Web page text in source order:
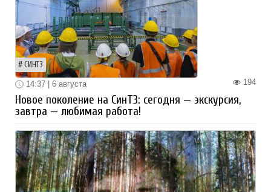
СИНТЗ
194
14:37 | 6 августа
Новое поколение на СинТЗ: сегодня — экскурсия,
завтра — любимая работа!